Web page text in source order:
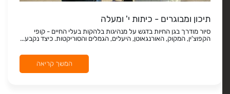
תיכון ומבוגרים - כיתות י' ומעלה
סיור מודרך בגן החיות בדגש על מנהיגות בלהקות בעלי החיים - קופי
הקפוצ'ין, המקוק, האורנגאוטן, היעלים, הגמלים והסוריקטות. כיצד נקבע...
המשך קריאה